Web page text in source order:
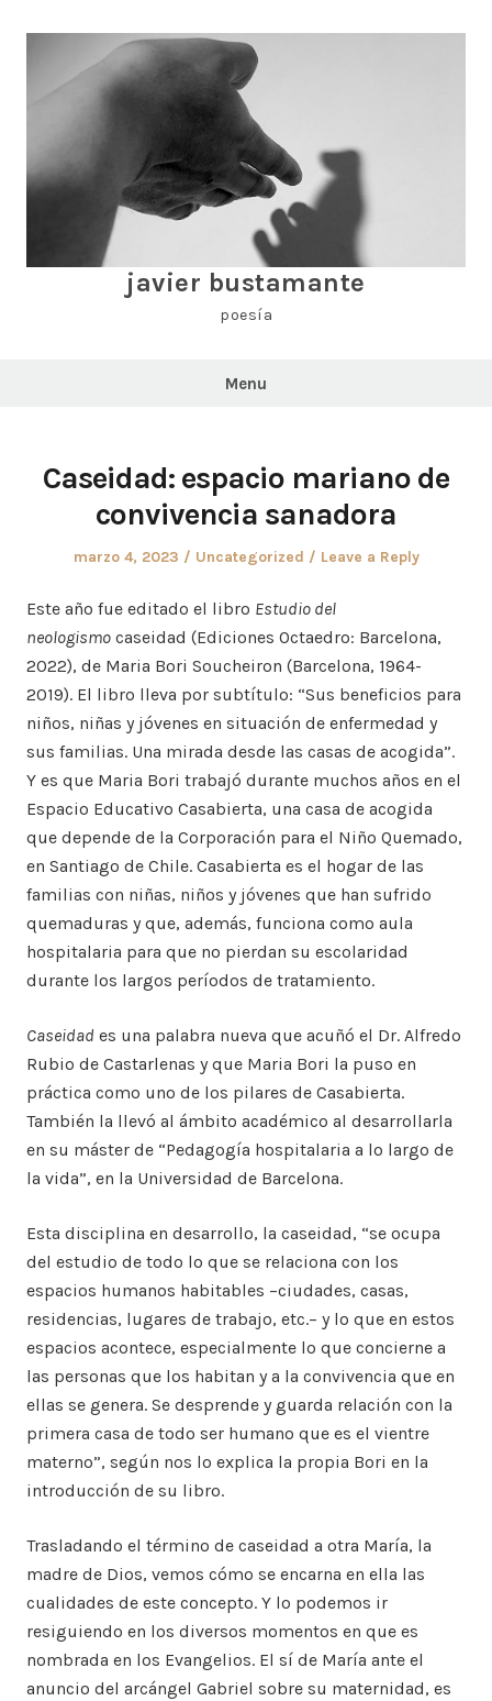
javier bustamante
poesía
Menu
Caseidad: espacio mariano de
convivencia sanadora
Posted
marzo 4, 2023
Posted
Uncategorized Leave a Reply
Este año fue editado el libro Estudio del
neologismo caseidad (Ediciones Octaedro: Barcelona,
2022), de Maria Bori Soucheiron (Barcelona, 1964-
2019). El libro lleva por subtítulo: “Sus beneficios para
niños, niñas y jóvenes en situación de enfermedad y
sus familias. Una mirada desde las casas de acogida”.
Y es que Maria Bori trabajó durante muchos años en el
Espacio Educativo Casabierta, una casa de acogida
que depende de la Corporación para el Niño Quemado,
en Santiago de Chile. Casabierta es el hogar de las
familias con niñas, niños y jóvenes que han sufrido
quemaduras y que, además, funciona como aula
hospitalaria para que no pierdan su escolaridad
durante los largos períodos de tratamiento.
Caseidad es una palabra nueva que acuñó el Dr. Alfredo
Rubio de Castarlenas y que Maria Bori la puso en
práctica como uno de los pilares de Casabierta.
También la llevó al ámbito académico al desarrollarla
en su máster de “Pedagogía hospitalaria a lo largo de
la vida”, en la Universidad de Barcelona.
Esta disciplina en desarrollo, la caseidad, “se ocupa
del estudio de todo lo que se relaciona con los
espacios humanos habitables –ciudades, casas,
residencias, lugares de trabajo, etc.– y lo que en estos
espacios acontece, especialmente lo que concierne a
las personas que los habitan y a la convivencia que en
ellas se genera. Se desprende y guarda relación con la
primera casa de todo ser humano que es el vientre
materno”, según nos lo explica la propia Bori en la
introducción de su libro.
Trasladando el término de caseidad a otra María, la
madre de Dios, vemos cómo se encarna en ella las
cualidades de este concepto. Y lo podemos ir
resiguiendo en los diversos momentos en que es
nombrada en los Evangelios. El sí de María ante el
anuncio del arcángel Gabriel sobre su maternidad, es